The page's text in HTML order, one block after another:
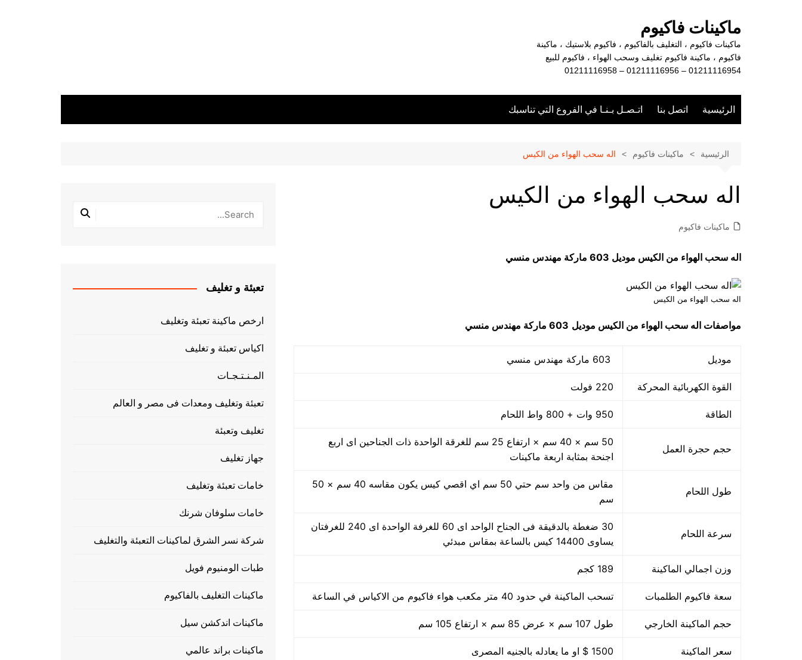
ماكينات فاكيوم
ماكينات فاكيوم ، التغليف بالفاكيوم ، فاكيوم بلاستيك ، ماكينة
فاكيوم ، ماكينة فاكيوم تغليف وسحب الهواء ، فاكيوم للبيع
01211116954 – 01211116956 – 01211116958
الرئيسية اتصل بنا اتـصـل بـنـا في الفروع التي تناسبك
الرئيسية ماكينات فاكيوم اله سحب الهواء من الكيس
اله سحب الهواء من الكيس
ماكينات فاكيوم
اله سحب الهواء من الكيس موديل 603 ماركة مهندس منسي
اله سحب الهواء من الكيس
مواصفات اله سحب الهواء من الكيس موديل 603 ماركة مهندس منسي
موديل
القوة الكهربائية المحركة 220 فولت
الطاقة 950 وات + 800 واط اللحام
حجم حجرة العمل
50 سم × 40 سم × ارتفاع 25 سم للغرقة الواحدة ذات الجناحين اى اربع
اجنحة بمثابة اربعة ماكينات
طول اللحام
مقاس من واحد سم حتي 50 سم اي اقصي كيس يكون مقاسه 40 سم × 50
سم
سرعة اللحام
30 ضغطة بالدقيقة فى الجناح الواحد اى 60 للغرفة الواحدة اى 240 للغرفتان
يساوى 14400 كيس بالساعة بمقاس مبدئي
وزن اجمالي الماكينة 189 كجم
سعة فاكيوم الطلمبات تسحب الماكينة في حدود 40 متر مكعب هواء فاكيوم من الاكياس في الساعة
حجم الماكينة الخارجي طول 107 سم × عرض 85 سم × ارتفاع 105 سم
سعر الماكينة 1500 $ او ما يعادله بالجنيه المصرى
تعبئة و تغليف
ارخص ماكينة تعبئة وتغليف
اكياس تعبئة و تغليف
المـنـتـجـات
تعبئة وتغليف ومعدات فى مصر و العالم
تغليف وتعبئة
جهاز تغليف
خامات تعبئة وتغليف
خامات سلوفان شرنك
شركة نسر الشرق لماكينات التعبئة والتغليف
طبات الومنيوم فويل
ماكينات التغليف بالفاكيوم
ماكينات اندكشن سيل
ماكينات براند عالمي